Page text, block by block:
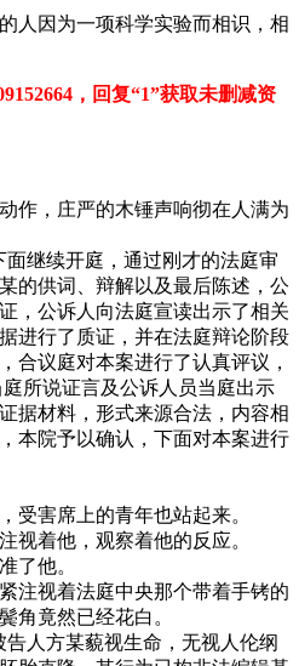
人因为一项科学实验而相识，相
，回复“1”获取未删减资
作，庄严的木锤声响彻在人满为
继续开庭，通过刚才的法庭审
的供词、辩解以及最后陈述，公
，公诉人向法庭宣读出示了相关
进行了质证，并在法庭辩论阶段
合议庭对本案进行了认真评议，
所说证言及公诉人员当庭出示
据材料，形式来源合法，内容相
本院予以确认，下面对本案进行
受害席上的青年也站起来。
视着他，观察着他的反应。
了他。
注视着法庭中央那个带着手铐的
角竟然已经花白。
人方某藐视生命，无视人伦纲